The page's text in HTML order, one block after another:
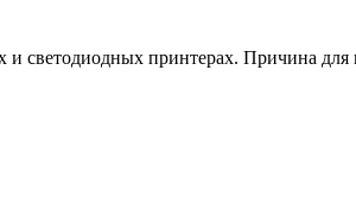
светодиодных принтерах. Причина для